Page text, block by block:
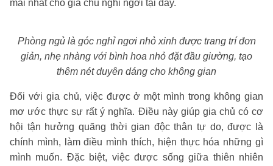
mái nhất cho gia chủ nghỉ ngơi tại đây.
Phòng ngủ là góc nghỉ ngơi nhỏ xinh được trang trí đơn
giản, nhẹ nhàng với bình hoa nhỏ đặt đầu giường, tạo
thêm nét duyên dáng cho không gian
Đối với gia chủ, việc được ở một mình trong không gian
mơ ước thực sự rất ý nghĩa. Điều này giúp gia chủ có cơ
hội tận hưởng quãng thời gian độc thân tự do, được là
chính mình, làm điều mình thích, hiện thực hóa những gì
mình muốn. Đặc biệt, việc được sống giữa thiên nhiên